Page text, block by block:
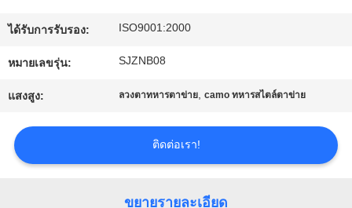
ควบคุม
คุณภาพ
ติดต่อ
ได้รับการรับรอง: ISO9001:2000
หมายเลขรุ่น: SJZNB08
แสงสูง: ลวงตาทหารตาข่าย,camo ทหารสไตล์ตาข่าย
ติดต่อเรา!
ขยายรายละเอียด